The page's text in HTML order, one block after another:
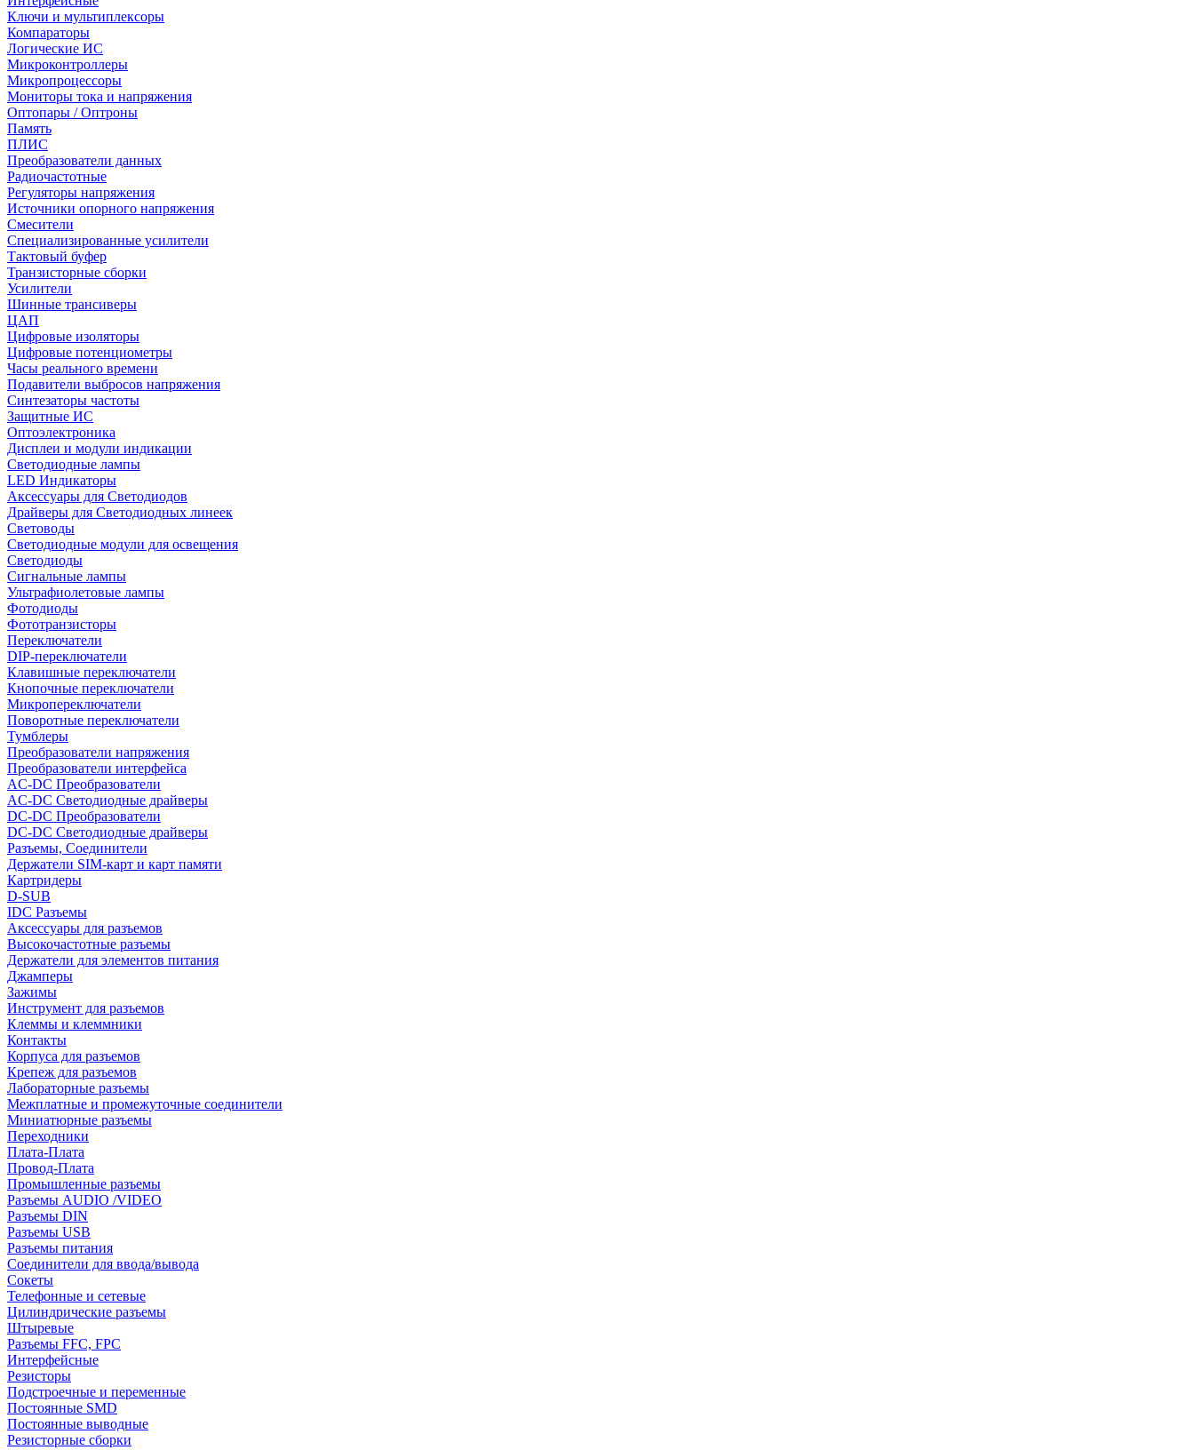
Ключи и мультиплексоры
Компараторы
Логические ИС
Микроконтроллеры
Микропроцессоры
Мониторы тока и напряжения
Оптопары / Оптроны
Память
ПЛИС
Преобразователи данных
Радиочастотные
Регуляторы напряжения
Источники опорного напряжения
Смесители
Специализированные усилители
Тактовый буфер
Транзисторные сборки
Усилители
Шинные трансиверы
ЦАП
Цифровые изоляторы
Цифровые потенциометры
Часы реального времени
Подавители выбросов напряжения
Синтезаторы частоты
Защитные ИС
Оптоэлектроника
Дисплеи и модули индикации
Светодиодные лампы
LED Индикаторы
Аксессуары для Светодиодов
Драйверы для Светодиодных линеек
Световоды
Светодиодные модули для освещения
Светодиоды
Сигнальные лампы
Ультрафиолетовые лампы
Фотодиоды
Фототранзисторы
Переключатели
DIP-переключатели
Клавишные переключатели
Кнопочные переключатели
Микропереключатели
Поворотные переключатели
Тумблеры
Преобразователи напряжения
Преобразователи интерфейса
AC-DC Преобразователи
AC-DC Светодиодные драйверы
DC-DC Преобразователи
DC-DC Светодиодные драйверы
Разъемы, Соединители
Держатели SIM-карт и карт памяти
Картридеры
D-SUB
IDC Разъемы
Аксессуары для разъемов
Высокочастотные разъемы
Держатели для элементов питания
Джамперы
Зажимы
Инструмент для разъемов
Клеммы и клеммники
Контакты
Корпуса для разъемов
Крепеж для разъемов
Лабораторные разъемы
Межплатные и промежуточные соединители
Миниатюрные разъемы
Переходники
Плата-Плата
Провод-Плата
Промышленные разъемы
Разъемы AUDIO /VIDEO
Разъемы DIN
Разъемы USB
Разъемы питания
Соединители для ввода/вывода
Сокеты
Телефонные и сетевые
Цилиндрические разъемы
Штыревые
Разъемы FFC, FPC
Интерфейсные
Резисторы
Подстроечные и переменные
Постоянные SMD
Постоянные выводные
Резисторные сборки